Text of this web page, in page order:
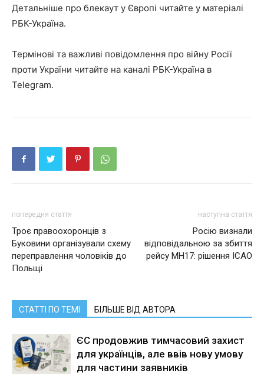
Детальніше про блекаут у Європі читайте у матеріалі
РБК-Україна.
Термінові та важливі повідомлення про війну Росії
проти України читайте на каналі РБК-Україна в
Telegram.
попередня стаття
Троє правоохоронців з
Буковини організували схему
переправлення чоловіків до
Польщі
наступна стаття
Росію визнали
відповідальною за збиття
рейсу MH17: рішення ICAO
СТАТТІ ПО ТЕМІ БІЛЬШЕ ВІД АВТОРА
ЄС продовжив тимчасовий захист
для українців, але ввів нову умову
для частини заявників